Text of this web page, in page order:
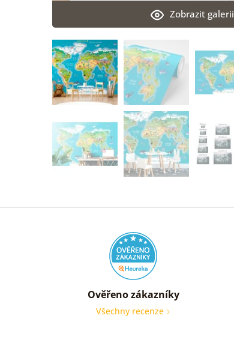
Zobrazit galerii
Ověřeno zákazníky
Všechny recenze